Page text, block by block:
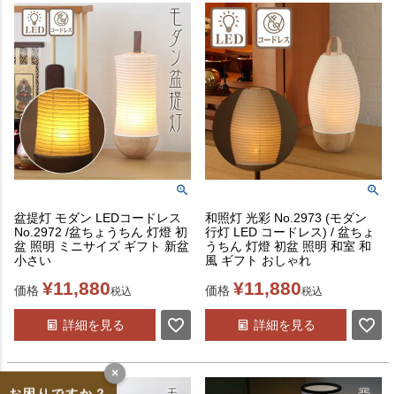
盆提灯 モダン LEDコードレス
No.2972 /盆ちょうちん 灯燈 初
盆 照明 ミニサイズ ギフト 新盆
小さい
価格 ¥11,880税込
詳細を見る
和照灯 光彩 No.2973 (モダン
行灯 LED コードレス) / 盆ちょ
うちん 灯燈 初盆 照明 和室 和
風 ギフト おしゃれ
価格 ¥11,880税込
詳細を見る
×